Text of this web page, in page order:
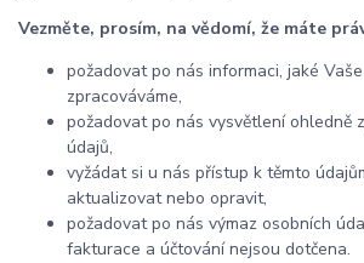
Vezměte, prosím, na vědomí, že máte
požadovat po nás informaci, jaké
zpracováváme,
požadovat po nás vysvětlení ohledně
údajů,
vyžádat si u nás přístup k těmto
aktualizovat nebo opravit,
požadovat po nás výmaz osobních
fakturace a účtování nejsou dotčena.